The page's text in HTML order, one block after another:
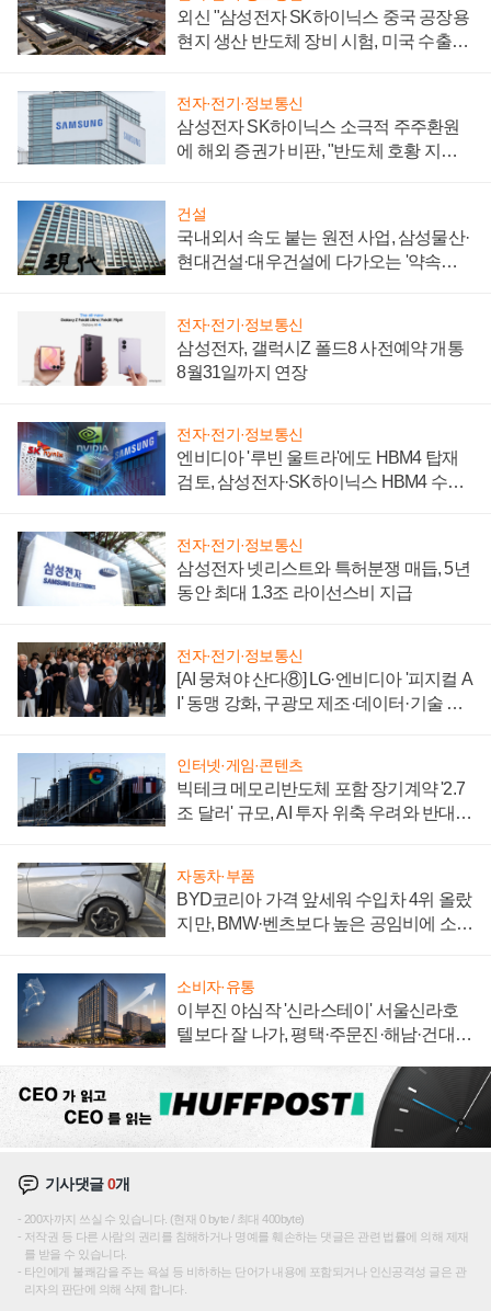
외신 "삼성전자 SK하이닉스 중국 공장용
현지 생산 반도체 장비 시험, 미국 수출통
전자·전기·정보통신
삼성전자 SK하이닉스 소극적 주주환원
에 해외 증권가 비판, "반도체 호황 지속
건설
국내외서 속도 붙는 원전 사업, 삼성물산·
현대건설·대우건설에 다가오는 '약속의
전자·전기·정보통신
삼성전자, 갤럭시Z 폴드8 사전예약 개통
8월31일까지 연장
전자·전기·정보통신
엔비디아 '루빈 울트라'에도 HBM4 탑재
검토, 삼성전자·SK하이닉스 HBM4 수율
전자·전기·정보통신
삼성전자 넷리스트와 특허분쟁 매듭, 5년
동안 최대 1.3조 라이선스비 지급
전자·전기·정보통신
[AI 뭉쳐야 산다⑧] LG·엔비디아 '피지컬 A
I' 동맹 강화, 구광모 제조·데이터·기술 결
인터넷·게임·콘텐츠
빅테크 메모리반도체 포함 장기계약 '2.7
조 달러' 규모, AI 투자 위축 우려와 반대
자동차·부품
BYD코리아 가격 앞세워 수입차 4위 올랐
지만, BMW·벤츠보다 높은 공임비에 소비
소비자·유통
이부진 야심작 '신라스테이' 서울신라호
텔보다 잘 나가, 평택·주문진·해남·건대로
기사댓글0개
200자까지 쓰실 수 있습니다. (현재 0 byte / 최대 400byte)
저작권 등 다른 사람의 권리를 침해하거나 명예를 훼손하는 댓글은 관련 법률에 의해 제재
를 받을 수 있습니다.
타인에게 불쾌감을 주는 욕설 등 비하하는 단어가 내용에 포함되거나 인신공격성 글은 관
리자의 판단에 의해 삭제 합니다.